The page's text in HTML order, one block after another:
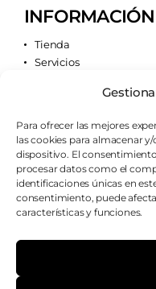
Para ofrecer las mejores
las cookies para almacenar
dispositivo. El
procesar datos como el
identificaciones únicas en
consentimiento, puede
características y funciones.
INFORMACIÓN
Tienda
Servicios
Quiénes somos
AVISOS
Aviso legal
Política de cookies
Política de privacidad